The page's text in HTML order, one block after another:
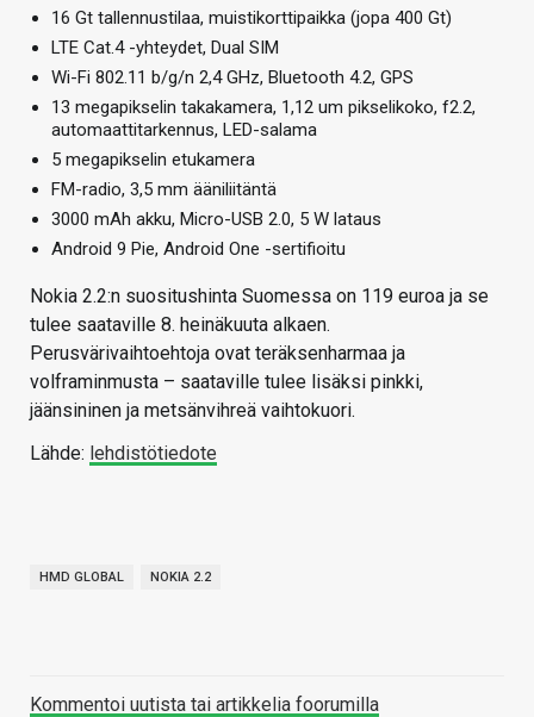
16 Gt tallennustilaa, muistikorttipaikka (jopa 400 Gt)
LTE Cat.4 -yhteydet, Dual SIM
Wi-Fi 802.11 b/g/n 2,4 GHz, Bluetooth 4.2, GPS
13 megapikselin takakamera, 1,12 um pikselikoko, f2.2,
automaattitarkennus, LED-salama
5 megapikselin etukamera
FM-radio, 3,5 mm ääniliitäntä
3000 mAh akku, Micro-USB 2.0, 5 W lataus
Android 9 Pie, Android One -sertifioitu
Nokia 2.2:n suositushinta Suomessa on 119 euroa ja se
tulee saataville 8. heinäkuuta alkaen.
Perusvärivaihtoehtoja ovat teräksenharmaa ja
volframinmusta – saataville tulee lisäksi pinkki,
jäänsininen ja metsänvihreä vaihtokuori.
Lähde: lehdistötiedote
HMD GLOBAL NOKIA 2.2
Kommentoi uutista tai artikkelia foorumilla